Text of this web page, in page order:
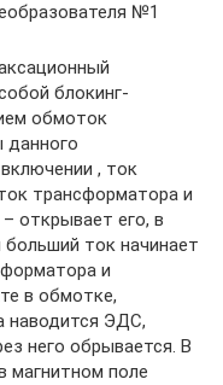
№1
блокинг-
обмоток
данного
, ток
трансформатора и
открывает его, в
больший ток начинает
и
в обмотке,
наводится ЭДС,
него обрывается. В
магнитном поле